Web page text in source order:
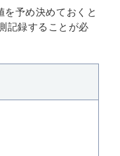
を予め決めておくと
記録することが必